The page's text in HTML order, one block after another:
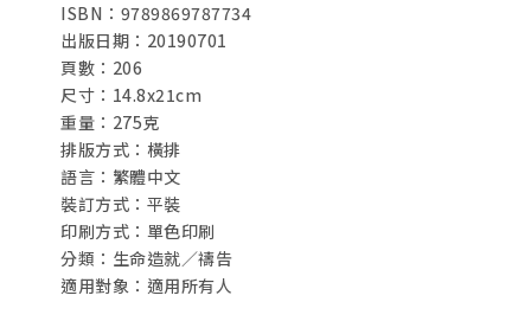
ISBN：9789869787734
出版日期：20190701
頁數：206
尺寸：14.8x21cm
重量：275克
排版方式：橫排
語言：繁體中文
裝訂方式：平裝
印刷方式：單色印刷
分類：生命造就／禱告
適用對象：適用所有人